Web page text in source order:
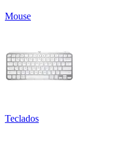
Mouse
Teclados